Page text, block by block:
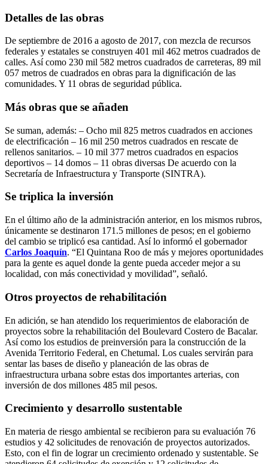
Detalles de las obras
De septiembre de 2016 a agosto de 2017, con mezcla de recursos
federales y estatales se construyen 401 mil 462 metros cuadrados de
calles. Así como 230 mil 582 metros cuadrados de carreteras, 89 mil
057 metros de cuadrados en obras para la dignificación de las
comunidades. Y 11 obras de seguridad pública.
Más obras que se añaden
Se suman, además: – Ocho mil 825 metros cuadrados en acciones
de electrificación – 16 mil 250 metros cuadrados en rescate de
rellenos sanitarios. – 10 mil 377 metros cuadrados en espacios
deportivos – 14 domos – 11 obras diversas De acuerdo con la
Secretaría de Infraestructura y Transporte (SINTRA).
Se triplica la inversión
En el último año de la administración anterior, en los mismos rubros,
únicamente se destinaron 171.5 millones de pesos; en el gobierno
del cambio se triplicó esa cantidad. Así lo informó el gobernador
Carlos Joaquín. “El Quintana Roo de más y mejores oportunidades
para la gente es aquel donde la gente pueda acceder mejor a su
localidad, con más conectividad y movilidad”, señaló.
Otros proyectos de rehabilitación
En adición, se han atendido los requerimientos de elaboración de
proyectos sobre la rehabilitación del Boulevard Costero de Bacalar.
Así como los estudios de preinversión para la construcción de la
Avenida Territorio Federal, en Chetumal. Los cuales servirán para
sentar las bases de diseño y planeación de las obras de
infraestructura urbana sobre estas dos importantes arterias, con
inversión de dos millones 485 mil pesos.
Crecimiento y desarrollo sustentable
En materia de riesgo ambiental se recibieron para su evaluación 76
estudios y 42 solicitudes de renovación de proyectos autorizados.
Esto, con el fin de lograr un crecimiento ordenado y sustentable. Se